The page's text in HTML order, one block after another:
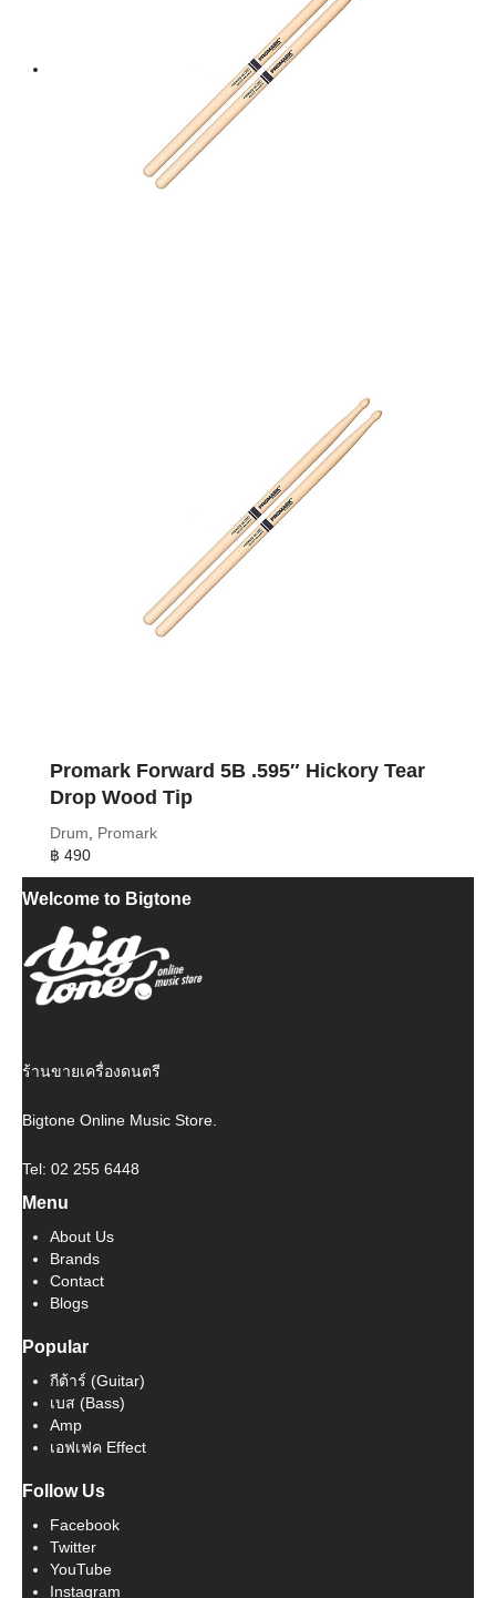
Promark Forward 5B .595″ Hickory Tear
Drop Wood Tip
Drum, Promark
฿ 490
Welcome to Bigtone
ร้านขายเครื่องดนตรี
Bigtone Online Music Store.
Tel: 02 255 6448
Menu
About Us
Brands
Contact
Blogs
Popular
กีต้าร์ (Guitar)
เบส (Bass)
Amp
เอฟเฟค Effect
Follow Us
Facebook
Twitter
YouTube
Instagram